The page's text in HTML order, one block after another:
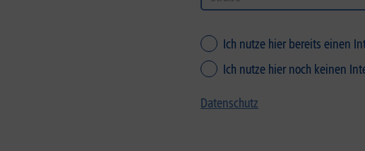
Ich nutze hier bereits einen
Ich nutze hier noch keinen
Datenschutz